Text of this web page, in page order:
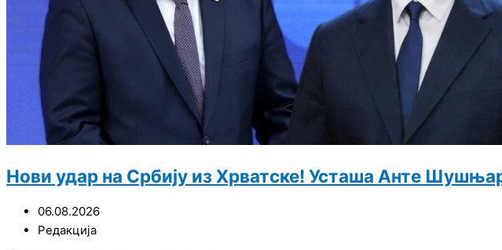
Нови удар на Србију из Хрватске! Усташа Анте
06.08.2026
Редакција